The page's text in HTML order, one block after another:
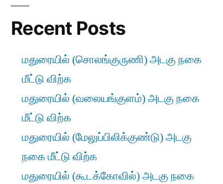
Recent Posts
மதுரையில் (சொலங்குருணி) அடகு நகை
மீட்டு விற்க
மதுரையில் (வலையங்குளம்) அடகு நகை
மீட்டு விற்க
மதுரையில் (மேலுப்பிலிக்குண்டு) அடகு
நகை மீட்டு விற்க
மதுரையில் (கூடக்கோவில்) அடகு நகை